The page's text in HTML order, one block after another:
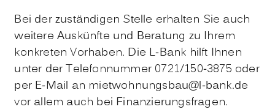
Bei der zuständigen Stelle erhalten Sie auch
weitere Auskünfte und Beratung zu Ihrem
konkreten Vorhaben. Die L-Bank hilft Ihnen
unter der Telefonnummer 0721/150-3875 oder
per E-Mail an mietwohnungsbau@l-bank.de
vor allem auch bei Finanzierungsfragen.